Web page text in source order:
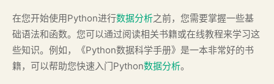
在您开始使用Python进行数据分析之前，您需要掌握一些基
础语法和函数。您可以通过阅读相关书籍或在线教程来学习这
些知识。例如，《Python数据科学手册》是一本非常好的书
籍，可以帮助您快速入门Python数据分析。